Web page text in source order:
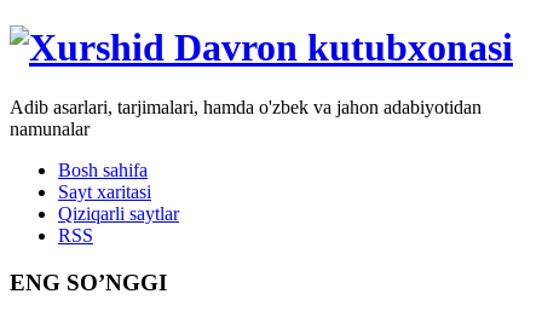
Adib asarlari, tarjimalari, hamda o'zbek va jahon adabiyotidan
namunalar
Bosh sahifa
Sayt xaritasi
Qiziqarli saytlar
RSS
ENG SO’NGGI